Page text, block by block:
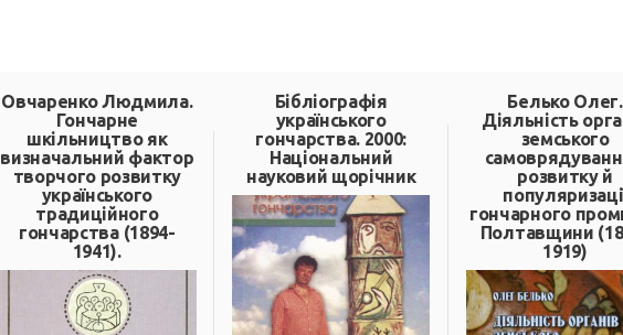
Овчаренко Людмила.
Гончарне
шкільництво як
визначальний фактор
творчого розвитку
українського
традиційного
гончарства (1894-
1941).
Бібліографія
українського
гончарства. 2000:
Національний
науковий щорічник
Белько Олег.
Діяльність
земського
розвитку й
гончарного
Полтавщини
1919)